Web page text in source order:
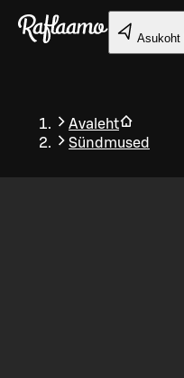
Liigu peamise sisu juurde
Asukoht
Avaleht
Sündmused
Tagasi